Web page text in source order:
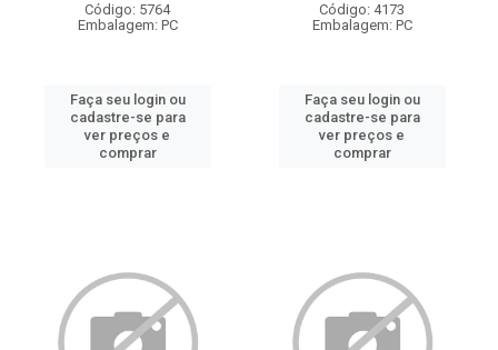
Código: 5764
Embalagem: PC
Faça seu login ou
cadastre-se para
ver preços e
comprar
Código: 4173
Embalagem: PC
Faça seu login ou
cadastre-se para
ver preços e
comprar